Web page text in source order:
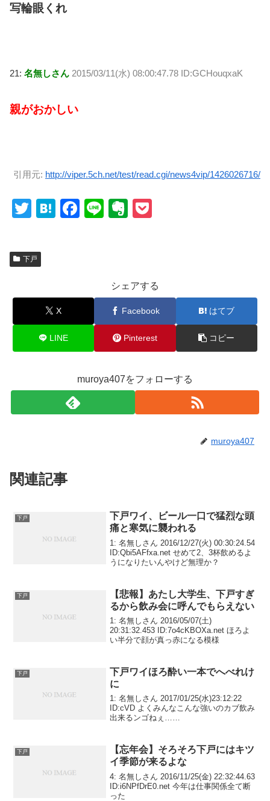
写輪眼くれ
21: 名無しさん 2015/03/11(水) 08:00:47.78 ID:GCHouqxaK
親がおかしい
引用元: http://viper.5ch.net/test/read.cgi/news4vip/1426026716/
T
tt
er
H
F
o
o
Li
E
ot
e
下戸
シェアする
X Facebook はてブ
LINE Pinterest コピー
muroya407をフォローする
muroya407
関連記事
下戸
下戸ワイ、ビール一口で猛烈な頭
痛と寒気に襲われる
1: 名無しさん 2016/12/27(火) 00:30:24.54
ID:Qbi5AFfxa.net せめて2、3杯飲めるよ
うになりたいんやけど無理か？
下戸
【悲報】あたし大学生、下戸すぎ
るから飲み会に呼んでもらえない
1: 名無しさん 2016/05/07(土)
20:31:32.453 ID:7o4cKBOXa.net ほろよ
い半分で顔が真っ赤になる模様
下戸
下戸ワイほろ酔い一本でへべれけ
に
1: 名無しさん 2017/01/25(水)23:12:22
ID:cVD よくみんなこんな強いのカブ飲み
出来るンゴねぇ……
下戸
【忘年会】そろそろ下戸にはキツ
イ季節が来るよな
4: 名無しさん 2016/11/25(金) 22:32:44.63
ID:i6NPfDrE0.net 今年は仕事関係全て断
った